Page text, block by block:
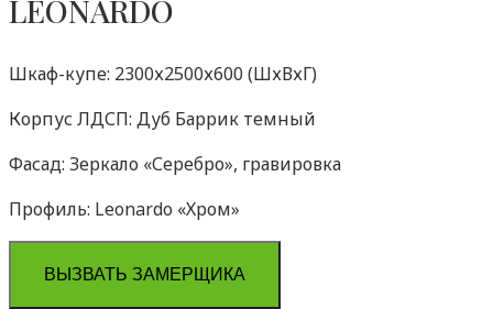
LEONARDO
Шкаф-купе: 2300х2500х600 (ШхВхГ)
Корпус ЛДСП: Дуб Баррик темный
Фасад: Зеркало «Серебро», гравировка
Профиль: Leonardo «Хром»
ВЫЗВАТЬ ЗАМЕРЩИКА